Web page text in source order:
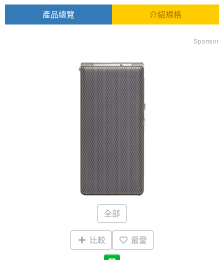
產品總覽 介紹規格
Sponsor
全部
比較 最愛